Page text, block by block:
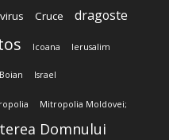
Cruce dragoste
Icoana Ierusalim
Israel
Mitropolia Moldovei;
Domnului